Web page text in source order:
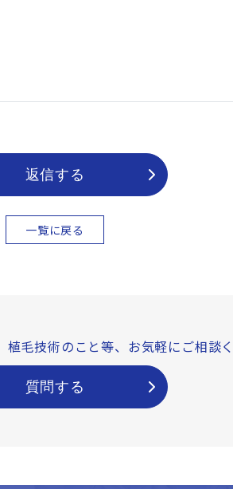
返信する
一覧に戻る
植毛技術のこと等、 お気軽にご相談
質問する